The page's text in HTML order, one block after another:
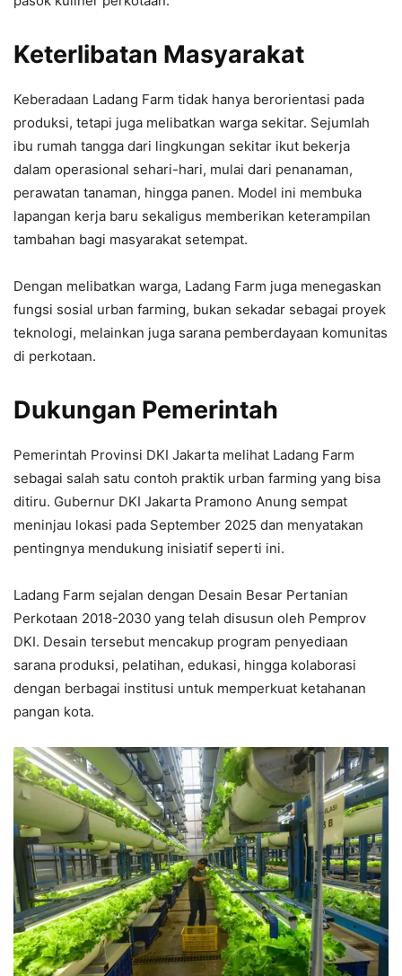
Keterlibatan Masyarakat
Keberadaan Ladang Farm tidak hanya berorientasi pada
produksi, tetapi juga melibatkan warga sekitar. Sejumlah
ibu rumah tangga dari lingkungan sekitar ikut bekerja
dalam operasional sehari-hari, mulai dari penanaman,
perawatan tanaman, hingga panen. Model ini membuka
lapangan kerja baru sekaligus memberikan keterampilan
tambahan bagi masyarakat setempat.
Dengan melibatkan warga, Ladang Farm juga menegaskan
fungsi sosial urban farming, bukan sekadar sebagai proyek
teknologi, melainkan juga sarana pemberdayaan komunitas
di perkotaan.
Dukungan Pemerintah
Pemerintah Provinsi DKI Jakarta melihat Ladang Farm
sebagai salah satu contoh praktik urban farming yang bisa
ditiru. Gubernur DKI Jakarta Pramono Anung sempat
meninjau lokasi pada September 2025 dan menyatakan
pentingnya mendukung inisiatif seperti ini.
Ladang Farm sejalan dengan Desain Besar Pertanian
Perkotaan 2018-2030 yang telah disusun oleh Pemprov
DKI. Desain tersebut mencakup program penyediaan
sarana produksi, pelatihan, edukasi, hingga kolaborasi
dengan berbagai institusi untuk memperkuat ketahanan
pangan kota.